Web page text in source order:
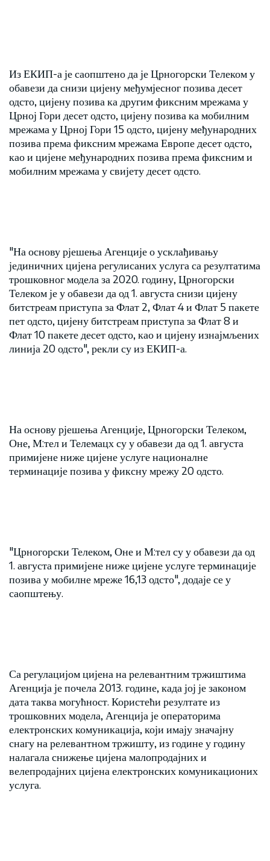
Из ЕКИП-а је саопштено да је Црногорски Телеком у
обавези да снизи цијену међумјесног позива десет
одсто, цијену позива ка другим фиксним мрежама у
Црној Гори десет одсто, цијену позива ка мобилним
мрежама у Црној Гори 15 одсто, цијену међународних
позива према фиксним мрежама Европе десет одсто,
као и цијене међународних позива према фиксним и
мобилним мрежама у свијету десет одсто.
"На основу рјешења Агенције о усклађивању
јединичних цијена регулисаних услуга са резултатима
трошковног модела за 2020. годину, Црногорски
Телеком је у обавези да од 1. августа снизи цијену
битстреам приступа за Флат 2, Флат 4 и Флат 5 пакете
пет одсто, цијену битстреам приступа за Флат 8 и
Флат 10 пакете десет одсто, као и цијену изнајмљених
линија 20 одсто", рекли су из ЕКИП-а.
На основу рјешења Агенције, Црногорски Телеком,
Оне, М:тел и Телемацх су у обавези да од 1. августа
примијене ниже цијене услуге националне
терминације позива у фиксну мрежу 20 одсто.
"Црногорски Телеком, Оне и М:тел су у обавези да од
1. августа примијене ниже цијене услуге терминације
позива у мобилне мреже 16,13 одсто", додаје се у
саопштењу.
Са регулацијом цијена на релевантним тржиштима
Агенција је почела 2013. године, када јој је законом
дата таква могућност. Користећи резултате из
трошковних модела, Агенција је операторима
електронских комуникација, који имају значајну
снагу на релевантном тржишту, из године у годину
налагала снижење цијена малопродајних и
велепродајних цијена електронских комуникационих
услуга.